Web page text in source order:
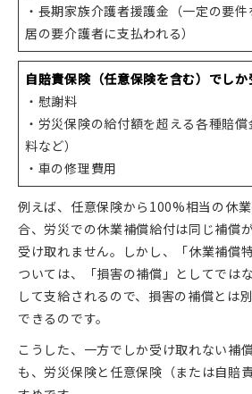
・長期家族介護者援護金（一定の要
居の要介護者に支払われる）
自賠責保険（任意保険を含む）でし
・慰謝料
・労災保険の給付額を超える各種賠
料など）
・車の修理費用
例えば、任意保険から100%相当の休
合、労災での休業補償給付は同じ補償
受け取れません。しかし、「休業補償
ついては、「損害の補償」としてでは
して支給されるので、損害の補償とは
できるのです。
こうした、一方でしか受け取れない補
も、労災保険と任意保険（または自賠